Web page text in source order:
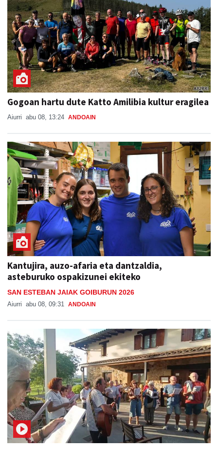
Gogoan hartu dute Katto Amilibia kultur eragilea
Aiurri abu 08, 13:24 ANDOAIN
Kantujira, auzo-afaria eta dantzaldia,
asteburuko ospakizunei ekiteko
SAN ESTEBAN JAIAK GOIBURUN 2026
Aiurri abu 08, 09:31 ANDOAIN